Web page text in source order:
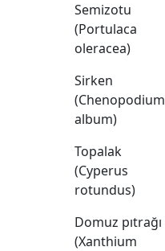
Semizotu
(Portulaca
oleracea)
Sirken
(Chenopodium
album)
Topalak
(Cyperus
rotundus)
Domuz pıtrağı
(Xanthium